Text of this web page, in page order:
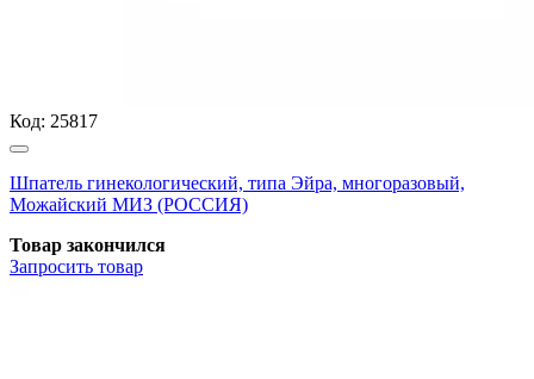
Код: 25817
Шпатель гинекологический, типа Эйра, многоразовый,
Можайский МИЗ (РОССИЯ)
Товар закончился
Запросить товар